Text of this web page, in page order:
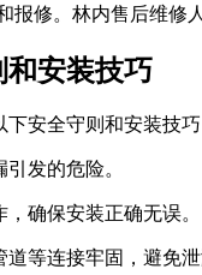
报修。林内售后维
安装技巧
安全守则和安装技巧
发的危险。
确保安装正确无误。
等连接牢固，避免泄